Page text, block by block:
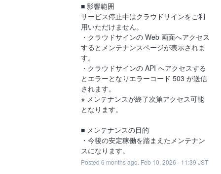
■ 影響範囲
サービス停止中はクラウドサインをご利
用いただけません。
・クラウドサインの Web 画面へアクセス
するとメンテナンスページが表示されま
す。
・クラウドサインの API へアクセスする
とエラーとなりエラーコード 503 が送信
されます。
※ メンテナンスが終了次第アクセス可能
となります。
■ メンテナンスの目的
・今後の安定稼働を踏まえたメンテナン
スになります。
Posted 6 months ago. Feb 10, 2026 - 11:39 JST